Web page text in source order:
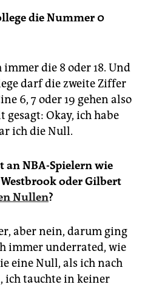
die Nummer 0
die 8 oder 18. Und
darf die zweite Ziffer
6, 7 oder 19 gehen also
Okay, ich habe
ich die Null.
an NBA-Spielern wie
oder Gilbert
Nullen?
aber nein, darum ging
immer underrated, wie
eine Null, als ich nach
ich tauchte in keiner